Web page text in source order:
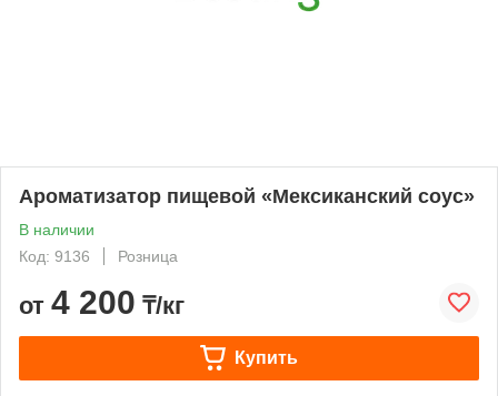
Ароматизатор пищевой «Мексиканский соус»
В наличии
Код: 9136
Розница
от 4 200 ₸/кг
Купить